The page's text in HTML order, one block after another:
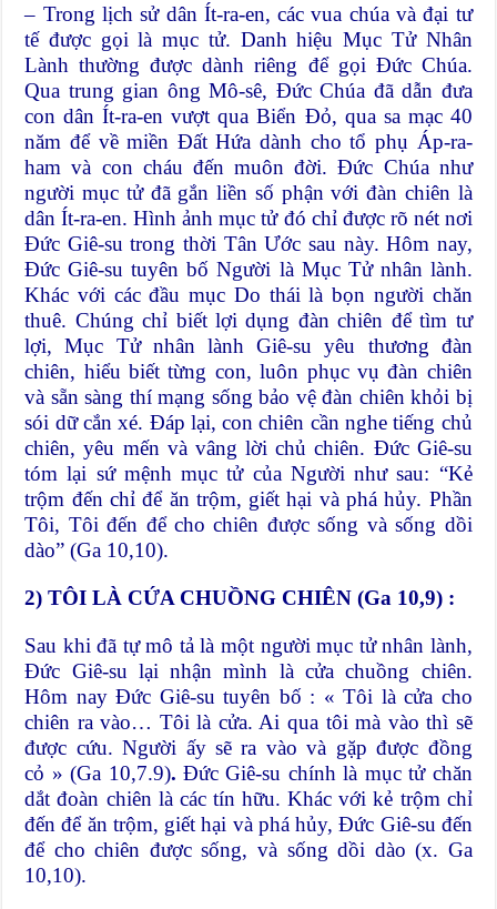
– Trong lịch sử dân Ít-ra-en, các vua chúa và đại tư
tế được gọi là mục tử. Danh hiệu Mục Tử Nhân
Lành thường được dành riêng để gọi Đức Chúa.
Qua trung gian ông Mô-sê, Đức Chúa đã dẫn đưa
con dân Ít-ra-en vượt qua Biển Đỏ, qua sa mạc 40
năm để về miền Đất Hứa dành cho tổ phụ Áp-ra-
ham và con cháu đến muôn đời. Đức Chúa như
người mục tử đã gắn liền số phận với đàn chiên là
dân Ít-ra-en. Hình ảnh mục tử đó chỉ được rõ nét nơi
Đức Giê-su trong thời Tân Ước sau này. Hôm nay,
Đức Giê-su tuyên bố Người là Mục Tử nhân lành.
Khác với các đầu mục Do thái là bọn người chăn
thuê. Chúng chỉ biết lợi dụng đàn chiên để tìm tư
lợi, Mục Tử nhân lành Giê-su yêu thương đàn
chiên, hiểu biết từng con, luôn phục vụ đàn chiên
và sẵn sàng thí mạng sống bảo vệ đàn chiên khỏi bị
sói dữ cắn xé. Đáp lại, con chiên cần nghe tiếng chủ
chiên, yêu mến và vâng lời chủ chiên. Đức Giê-su
tóm lại sứ mệnh mục tử của Người như sau: “Kẻ
trộm đến chỉ để ăn trộm, giết hại và phá hủy. Phần
Tôi, Tôi đến để cho chiên được sống và sống dồi
dào” (Ga 10,10).
2) TÔI LÀ CỨA CHUỒNG CHIÊN (Ga 10,9) :
Sau khi đã tự mô tả là một người mục tử nhân lành,
Đức Giê-su lại nhận mình là cửa chuồng chiên.
Hôm nay Đức Giê-su tuyên bố : « Tôi là cửa cho
chiên ra vào… Tôi là cửa. Ai qua tôi mà vào thì sẽ
được cứu. Người ấy sẽ ra vào và gặp được đồng
cỏ » (Ga 10,7.9).Đức Giê-su chính là mục tử chăn
dắt đoàn chiên là các tín hữu. Khác với kẻ trộm chỉ
đến để ăn trộm, giết hại và phá hủy, Đức Giê-su đến
để cho chiên được sống, và sống dồi dào (x. Ga
10,10).